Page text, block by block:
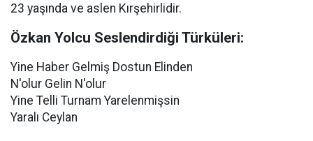
23 yaşında ve aslen Kırşehirlidir.
Özkan Yolcu Seslendirdiği Türküleri:
Yine Haber Gelmiş Dostun Elinden
N'olur Gelin N'olur
Yine Telli Turnam Yarelenmişsin
Yaralı Ceylan